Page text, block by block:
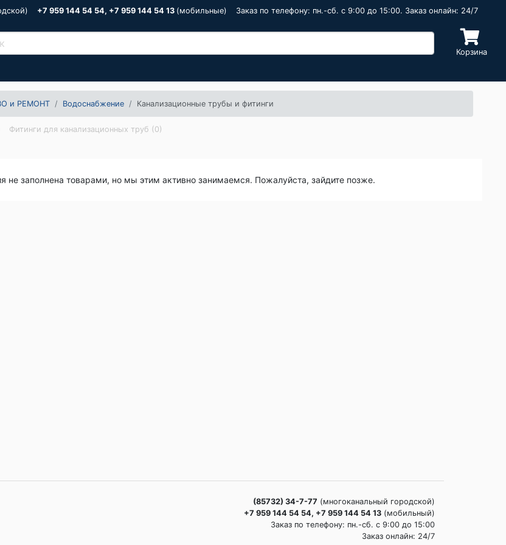
+7 959 144 54 54, +7 959 144 54 13 (мобильные) Заказ по телефону: пн.-сб. c 9:00 до 15:00. Заказ онлайн: 24/7
Корзина
и РЕМОНТ Водоснабжение Канализационные трубы и фитинги
Фитинги для канализационных труб (0)
не заполнена товарами, но мы этим активно занимаемся. Пожалуйста, зайдите позже.
(85732) 34-7-77 (многоканальный городской)
+7 959 144 54 54, +7 959 144 54 13 (мобильный)
Заказ по телефону: пн.-сб. c 9:00 до 15:00
Заказ онлайн: 24/7